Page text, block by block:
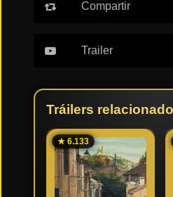
Compartir
Trailer
Tráilers
★ 6.133